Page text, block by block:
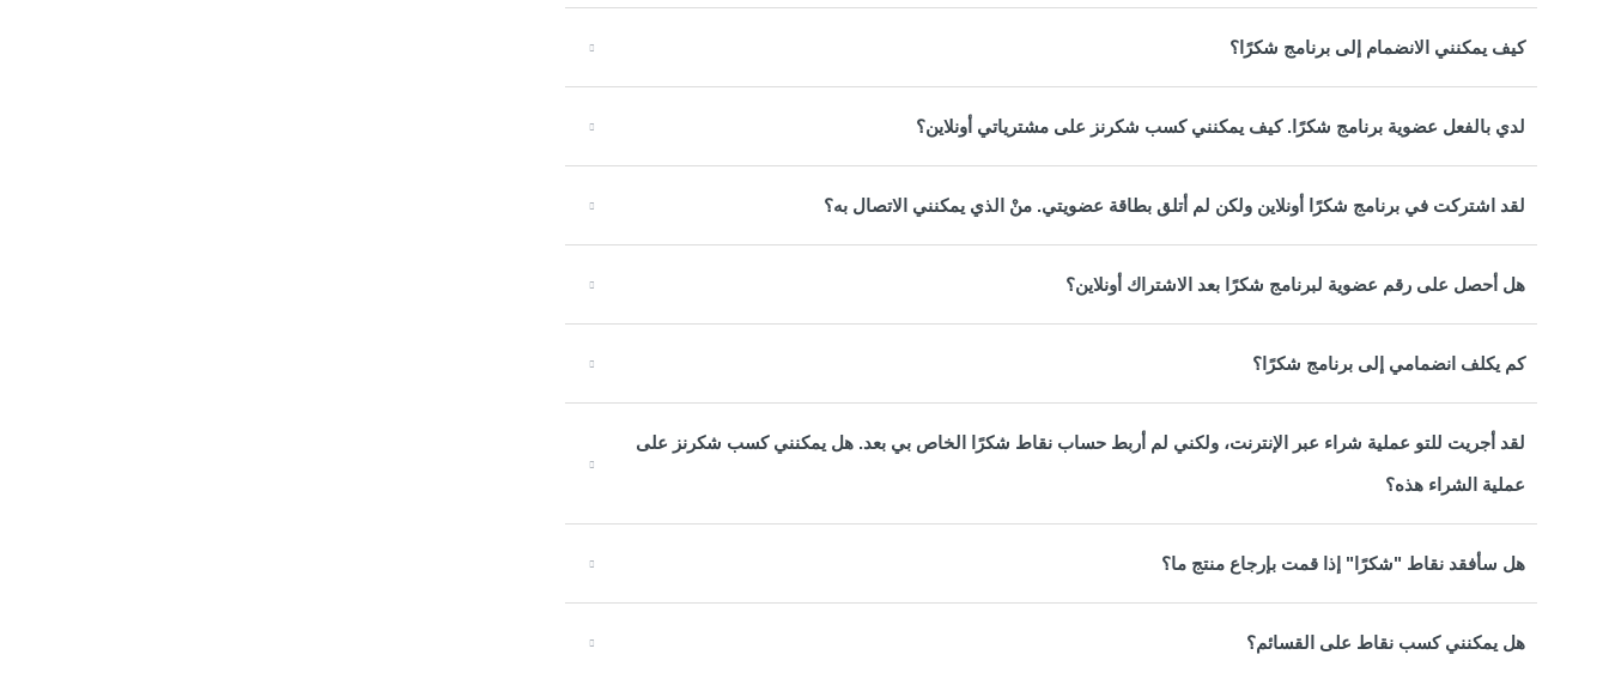
كيف يمكنني الانضمام إلى برنامج شكرًا؟
لدي بالفعل عضوية برنامج شكرًا. كيف يمكنني كسب شكرنز على مشترياتي أونلاين؟
لقد اشتركت في برنامج شكرًا أونلاين ولكن لم أتلق بطاقة عضويتي. منْ الذي يمكنني الاتصال به؟
هل أحصل على رقم عضوية لبرنامج شكرًا بعد الاشتراك أونلاين؟
كم يكلف انضمامي إلى برنامج شكرًا؟
لقد أجريت للتو عملية شراء عبر الإنترنت، ولكني لم أربط حساب نقاط شكرًا الخاص بي بعد. هل يمكنني كسب شكرنز على
عملية الشراء هذه؟
هل سأفقد نقاط "شكرًا" إذا قمت بإرجاع منتج ما؟
هل يمكنني كسب نقاط على القسائم؟